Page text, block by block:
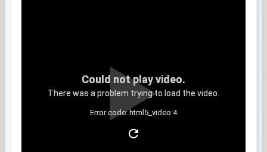
Could not play video.
There was a problem trying to load the video.
Error code: html5_video:4